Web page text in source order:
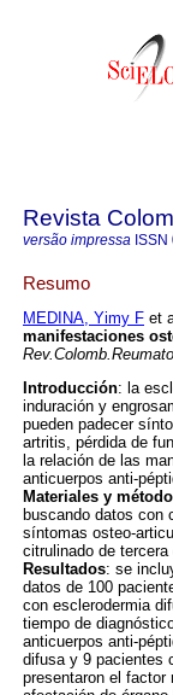
Revista
versão impressa ISSN
Resumo
MEDINA, Yimy F et
manifestaciones
Introducción: la
induración y
pueden padecer
artritis, pérdida de
la relación de las
anticuerpos anti-
Materiales y
buscando datos con
síntomas osteo-
citrulinado de
Resultados: se
datos de 100
con esclerodermia
tiempo de
anticuerpos anti-
difusa y 9 pacientes
presentaron el factor